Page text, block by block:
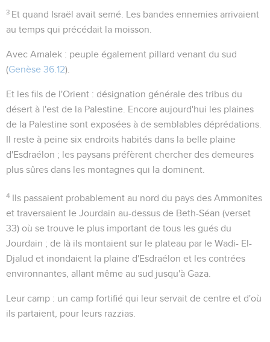
3 Et quand Israël avait semé . Les bandes ennemies arrivaient
au temps qui précédait la moisson.
Avec Amalek : peuple également pillard venant du sud
(Genèse 36.12).
Et les fils de l'Orient : désignation générale des tribus du
désert à l'est de la Palestine. Encore aujourd'hui les plaines
de la Palestine sont exposées à de semblables déprédations.
Il reste à peine six endroits habités dans la belle plaine
d'Esdraélon ; les paysans préfèrent chercher des demeures
plus sûres dans les montagnes qui la dominent.
4 Ils passaient probablement au nord du pays des Ammonites
et traversaient le Jourdain au-dessus de Beth-Séan (verset
33) où se trouve le plus important de tous les gués du
Jourdain ; de là ils montaient sur le plateau par le Wadi- El-
Djalud et inondaient la plaine d'Esdraélon et les contrées
environnantes, allant même au sud jusqu'à Gaza.
Leur camp : un camp fortifié qui leur servait de centre et d'où
ils partaient, pour leurs razzias.